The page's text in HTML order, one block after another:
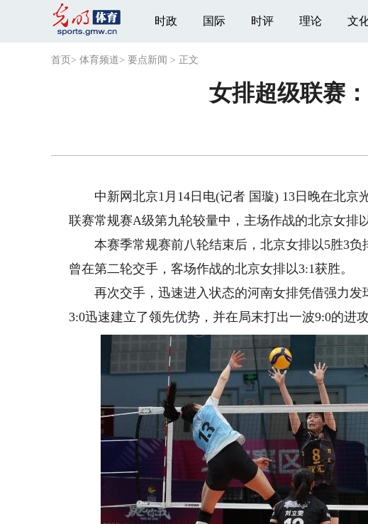
时政 国际 时评 理论 文
首页 > 体育频道> 要点新闻 > 正文
女排超级联赛
中新网北京1月14日电(记者 国璇) 13日晚在北京
联赛常规赛A级第九轮较量中，主场作战的北京女排
本赛季常规赛前八轮结束后，北京女排以5胜3负
曾在第二轮交手，客场作战的北京女排以3:1获胜。
再次交手，迅速进入状态的河南女排凭借强力发
3:0迅速建立了领先优势，并在局末打出一波9:0的进